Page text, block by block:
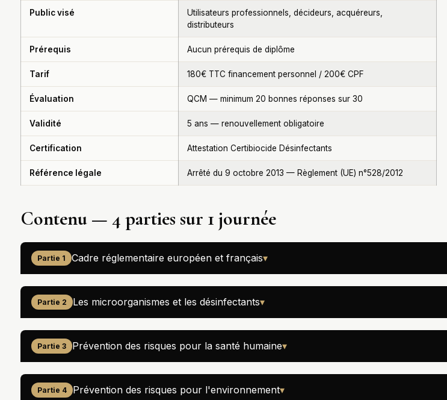
Public visé
Utilisateurs professionnels, décideurs, acquéreurs,
distributeurs
Prérequis Aucun prérequis de diplôme
Tarif 180€ TTC financement personnel / 200€ CPF
Évaluation QCM — minimum 20 bonnes réponses sur 30
Validité 5 ans — renouvellement obligatoire
Certification Attestation Certibiocide Désinfectants
Référence légale Arrêté du 9 octobre 2013 — Règlement (UE) n°528/2012
Contenu — 4 parties sur 1 journée
Partie 1 Cadre réglementaire européen et français▾
Partie 2 Les microorganismes et les désinfectants▾
Partie 3 Prévention des risques pour la santé humaine▾
Partie 4 Prévention des risques pour l'environnement▾